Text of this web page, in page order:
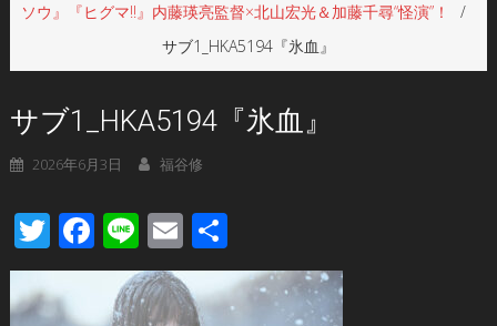
ソウ』『ヒグマ!!』内藤瑛亮監督×北山宏光＆加藤千尋“怪演”！
サブ1_HKA5194『氷血』
サブ1_HKA5194『氷血』
2026年6月3日 福谷修
TwitterFacebook
LineEmail
有